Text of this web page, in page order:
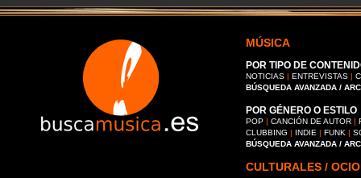
MÚSICA
POR TIPO DE
NOTICIAS | ENTREVISTAS |
BÚSQUEDA AVANZADA /
POR GÉNERO O ESTILO
POP | CANCIÓN DE AUTOR |
CLUBBING | INDIE | FUNK |
BÚSQUEDA AVANZADA /
CULTURALES / OCIO